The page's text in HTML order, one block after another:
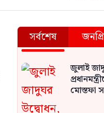
সর্বশেষ
জুলাই
মোস্তফা